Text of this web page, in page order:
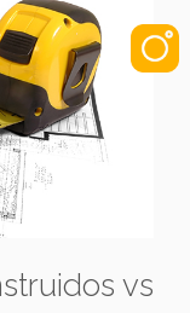
vs